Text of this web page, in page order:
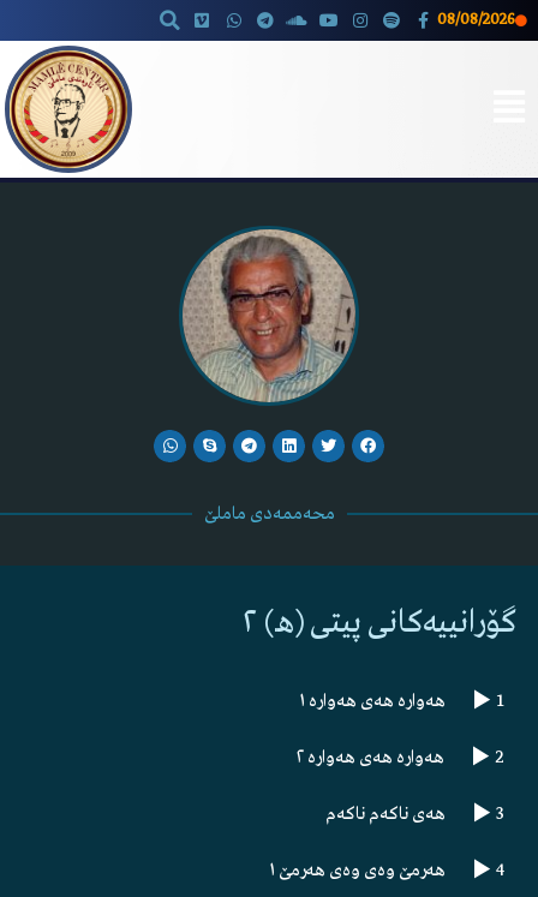
08/08/2026
محەممەدی ماملێ
گۆرانییەکانی پیتی (هـ) ٢
1 هەوارە هەی هەوارە ١
2 هەوارە هەی هەوارە ٢
3 هەی ناکەم ناکەم
4 هەرمێ وەی وەی هەرمێ ١